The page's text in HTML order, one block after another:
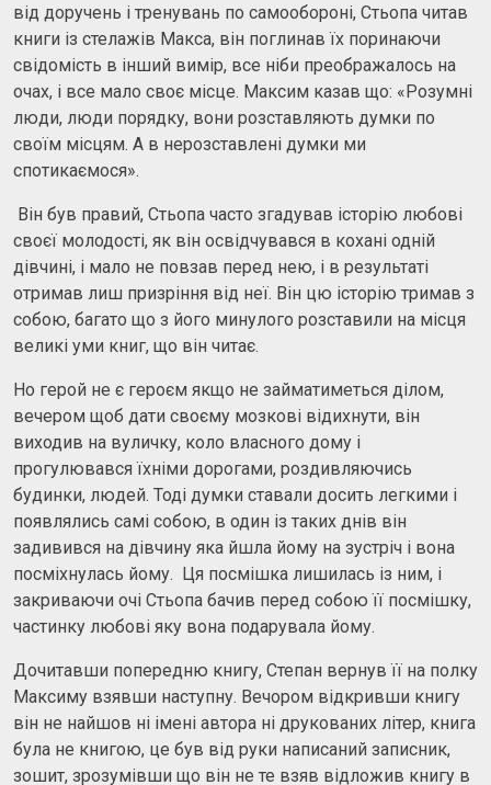
від доручень і тренувань по самообороні, Стьопа читав
книги із стелажів Макса, він поглинав їх поринаючи
свідомість в інший вимір, все ніби преображалось на
очах, і все мало своє місце. Максим казав що: «Розумні
люди, люди порядку, вони розставляють думки по
своїм місцям. А в нерозставлені думки ми
спотикаємося».
Він був правий, Стьопа часто згадував історію любові
своєї молодості, як він освідчувався в кохані одній
дівчині, і мало не повзав перед нею, і в результаті
отримав лиш призріння від неї. Він цю історію тримав з
собою, багато що з його минулого розставили на місця
великі уми книг, що він читає.
Но герой не є героєм якщо не займатиметься ділом,
вечером щоб дати своєму мозкові відихнути, він
виходив на вуличку, коло власного дому і
прогулювався їхніми дорогами, роздивляючись
будинки, людей. Тоді думки ставали досить легкими і
появлялись самі собою, в один із таких днів він
задивився на дівчину яка йшла йому на зустріч і вона
посміхнулась йому. Ця посмішка лишилась із ним, і
закриваючи очі Стьопа бачив перед собою її посмішку,
частинку любові яку вона подарувала йому.
Дочитавши попередню книгу, Степан вернув її на полку
Максиму взявши наступну. Вечором відкривши книгу
він не найшов ні імені автора ні друкованих літер, книга
була не книгою, це був від руки написаний записник,
зошит, зрозумівши що він не те взяв відложив книгу в